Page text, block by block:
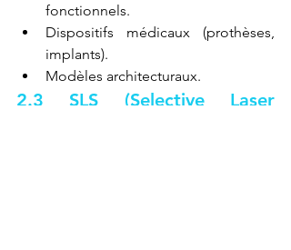
fonctionnels.
Dispositifs médicaux (prothèses,
implants).
Modèles architecturaux.
2.3 SLS (Selective Laser